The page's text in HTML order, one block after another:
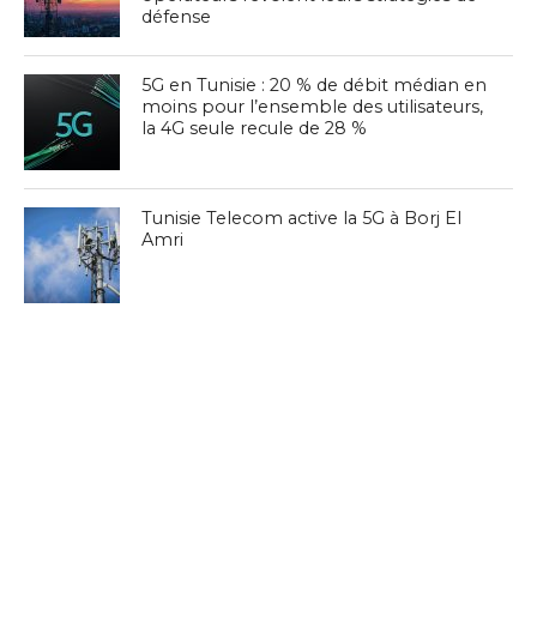
défense
5G en Tunisie : 20 % de débit médian en
moins pour l’ensemble des utilisateurs,
la 4G seule recule de 28 %
Tunisie Telecom active la 5G à Borj El
Amri